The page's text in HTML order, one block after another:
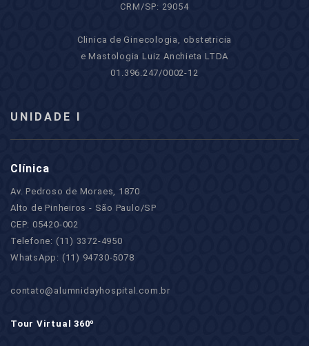
CRM/SP: 29054
Clinica de Ginecologia, obstetricia
e Mastologia Luiz Anchieta LTDA
01.396.247/0002-12
UNIDADE I
Clínica
Av. Pedroso de Moraes, 1870
Alto de Pinheiros - São Paulo/SP
CEP: 05420-002
Telefone: (11) 3372-4950
WhatsApp: (11) 94730-5078
contato@alumnidayhospital.com.br
Tour Virtual 360º